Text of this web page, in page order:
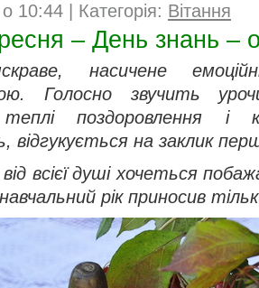
10:44 | Категорія: Вітання
– День знань –
насичене
Голосно звучить
поздоровлення i
відгукується на заклик
всієї душі хочеться
рік приносив